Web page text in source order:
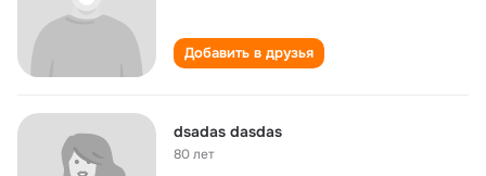
Добавить в друзья
dsadas dasdas
80 лет